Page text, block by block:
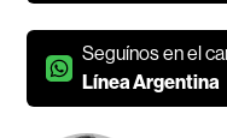
Seguínos en el
Línea Argentina